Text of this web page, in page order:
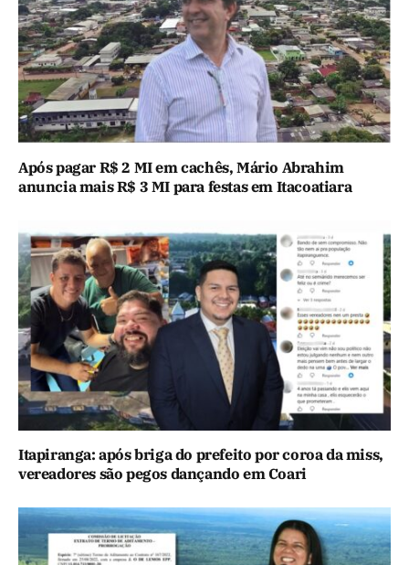
Após pagar R$ 2 MI em cachês, Mário Abrahim
anuncia mais R$ 3 MI para festas em Itacoatiara
Itapiranga: após briga do prefeito por coroa da miss,
vereadores são pegos dançando em Coari